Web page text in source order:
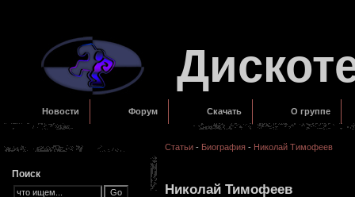
Новости Форум Скачать О группе
Поиск
Статьи - Биография - Николай Тимофеев
Николай Тимофеев